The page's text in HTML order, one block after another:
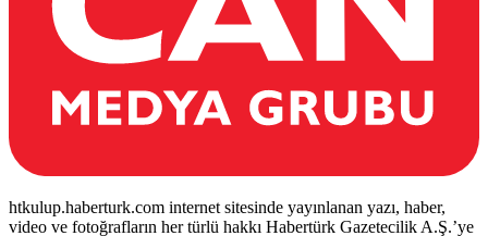
htkulup.haberturk.com internet sitesinde yayınlanan yazı, haber,
video ve fotoğrafların her türlü hakkı Habertürk Gazetecilik A.Ş.’ye